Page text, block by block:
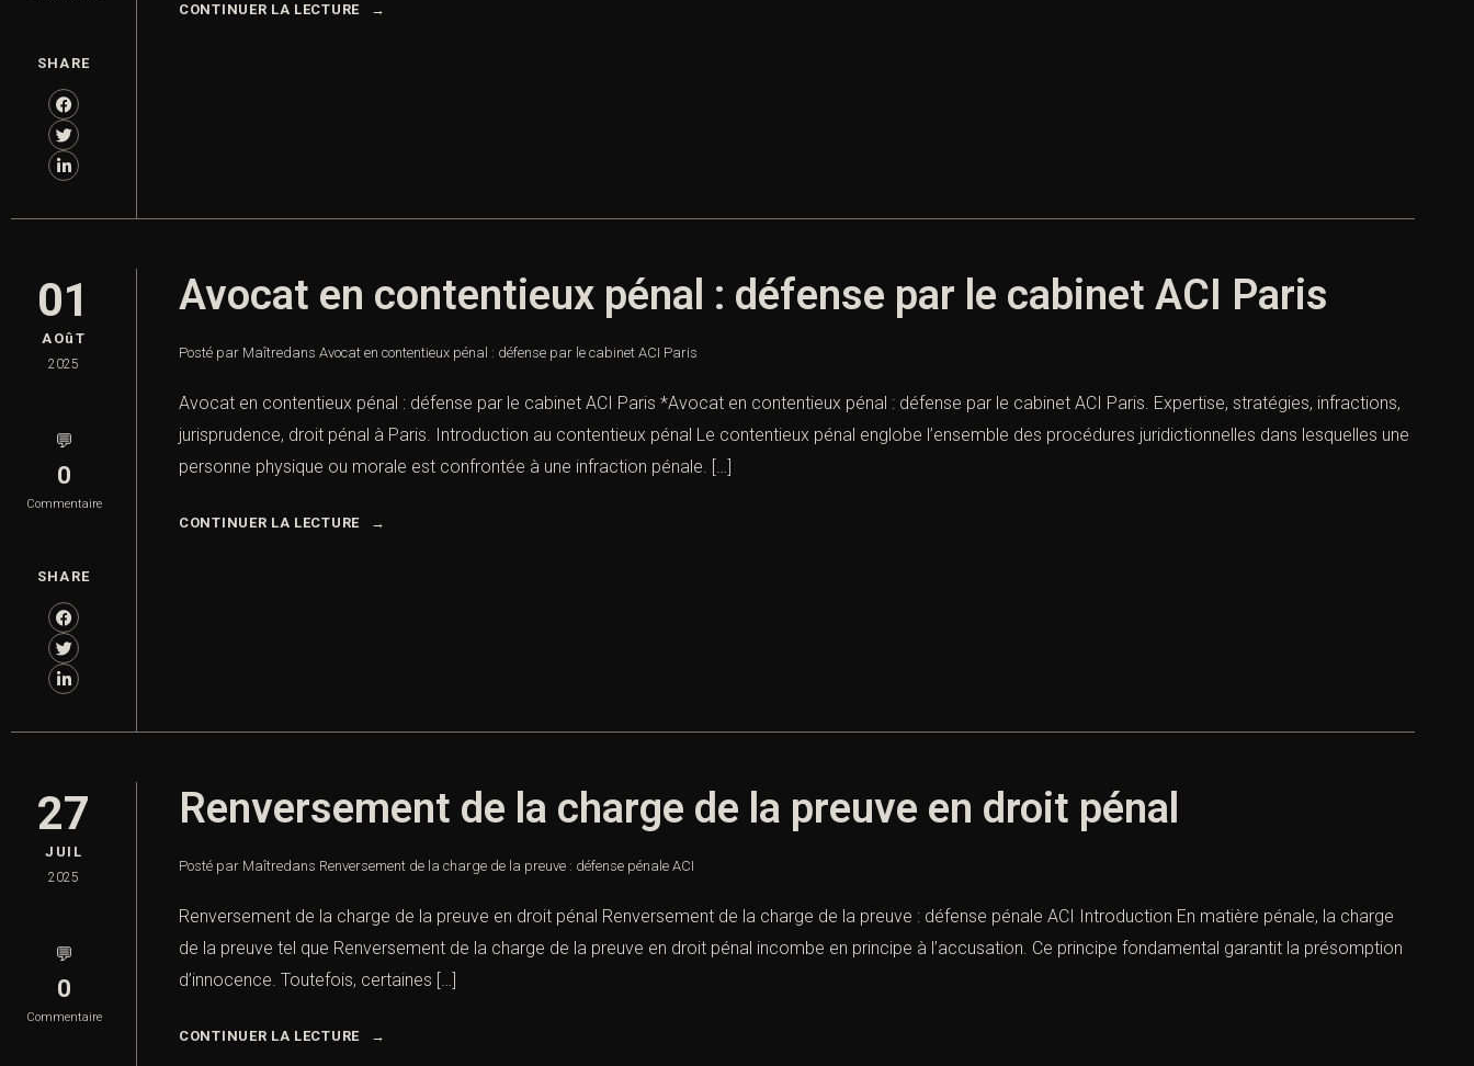
SHARE
CONTINUER LA LECTURE
01
AOûT
2025
💬
0
Commentaire
SHARE
Avocat en contentieux pénal : défense par le cabinet ACI Paris
Posté par Maîtredans Avocat en contentieux pénal : défense par le cabinet ACI Paris
Avocat en contentieux pénal : défense par le cabinet ACI Paris *Avocat en contentieux pénal : défense par le cabinet ACI Paris. Expertise, stratégies, infractions,
jurisprudence, droit pénal à Paris. Introduction au contentieux pénal Le contentieux pénal englobe l’ensemble des procédures juridictionnelles dans lesquelles une
personne physique ou morale est confrontée à une infraction pénale. […]
CONTINUER LA LECTURE
27
JUIL
2025
💬
0
Commentaire
Renversement de la charge de la preuve en droit pénal
Posté par Maîtredans Renversement de la charge de la preuve : défense pénale ACI
Renversement de la charge de la preuve en droit pénal Renversement de la charge de la preuve : défense pénale ACI Introduction En matière pénale, la charge
de la preuve tel que Renversement de la charge de la preuve en droit pénal incombe en principe à l’accusation. Ce principe fondamental garantit la présomption
d’innocence. Toutefois, certaines […]
CONTINUER LA LECTURE